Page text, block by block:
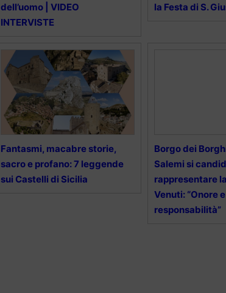
dell’uomo | VIDEO
INTERVISTE
la Festa di S.
Fantasmi, macabre storie,
sacro e profano: 7 leggende
sui Castelli di Sicilia
Borgo dei
Salemi si
rappresentare
Venuti: “Onore e
responsabilità”